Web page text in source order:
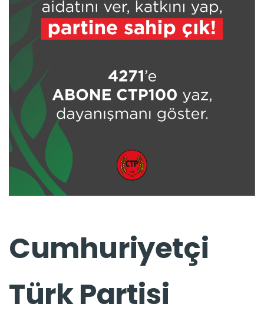
Cumhuriyetçi
Türk Partisi